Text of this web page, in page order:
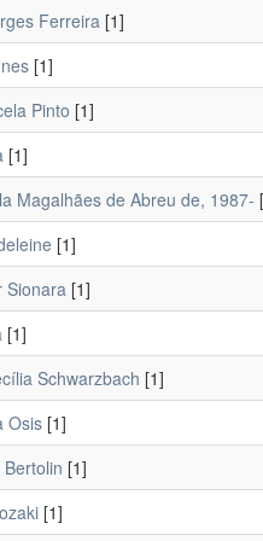
Ferreira [1]
[1]
Pinto [1]
[1]
Magalhães de Abreu de, 1987-
[1]
Sionara [1]
[1]
Schwarzbach [1]
Osis [1]
[1]
[1]